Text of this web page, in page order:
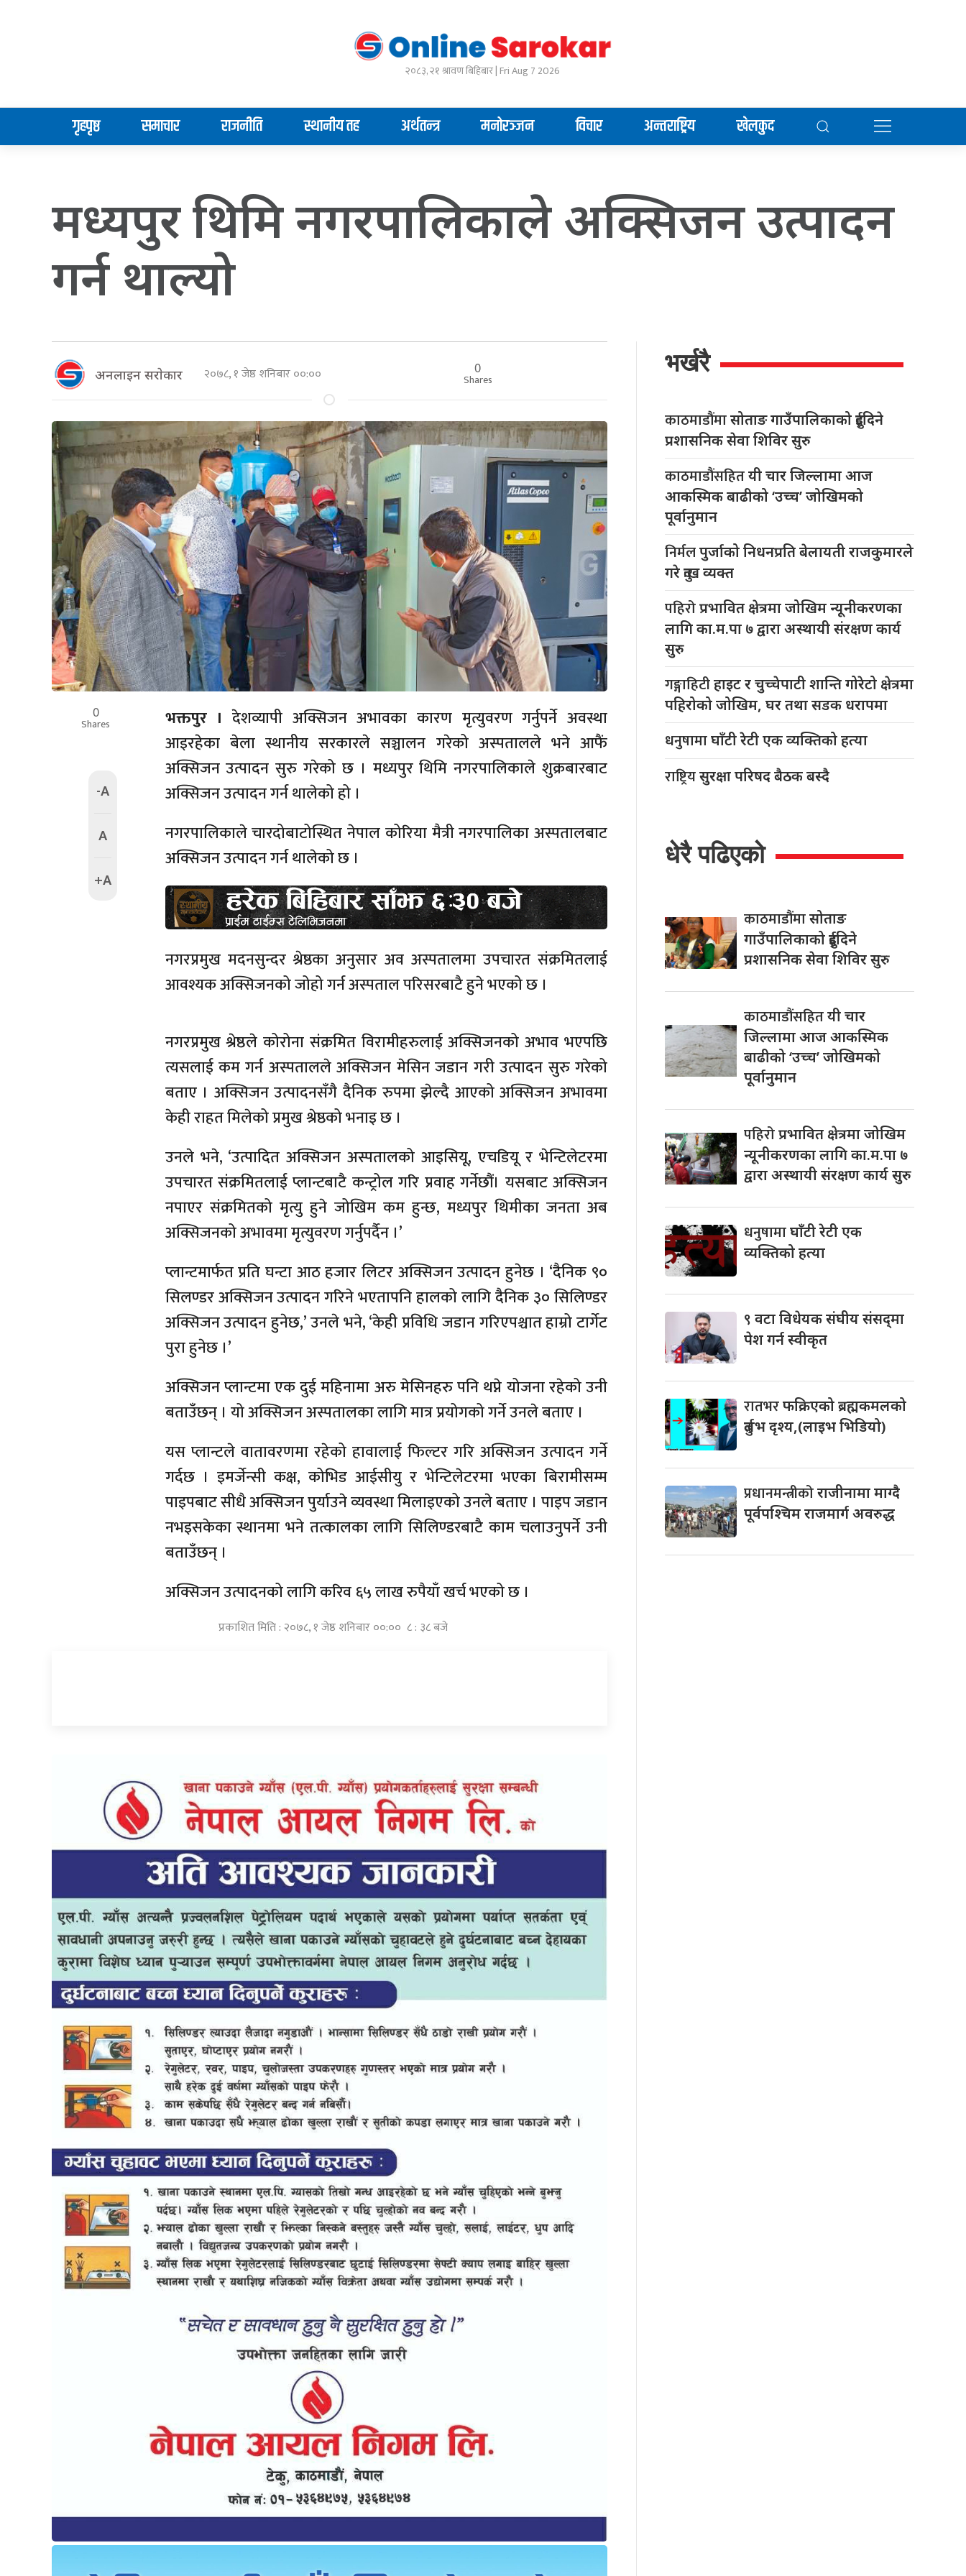
२०८३, २१ श्रावण बिहिबार | Fri Aug 7 2026
गृहपृष्ठ समाचार राजनीति स्थानीय तह अर्थतन्त्र मनोरञ्जन विचार अन्तराष्ट्रिय खेलकुद
मध्यपुर थिमि नगरपालिकाले अक्सिजन उत्पादन
गर्न थाल्याे
अनलाइन सराेकार २०७८, १ जेष्ठ शनिबार ००:०० 0
Shares
0
Shares
-A
A
+A
भक्तपुर ।देशव्यापी अक्सिजन अभावका कारण मृत्युवरण गर्नुपर्ने अवस्था
आइरहेका बेला स्थानीय सरकारले सञ्चालन गरेको अस्पतालले भने आफैं
अक्सिजन उत्पादन सुरु गरेको छ । मध्यपुर थिमि नगरपालिकाले शुक्रबारबाट
अक्सिजन उत्पादन गर्न थालेको हो ।
नगरपालिकाले चारदोबाटोस्थित नेपाल कोरिया मैत्री नगरपालिका अस्पतालबाट
अक्सिजन उत्पादन गर्न थालेको छ ।
नगरप्रमुख मदनसुन्दर श्रेष्ठका अनुसार अव अस्पतालमा उपचारत संक्रमितलाई
आवश्यक अक्सिजनको जोहो गर्न अस्पताल परिसरबाटै हुने भएको छ ।
नगरप्रमुख श्रेष्ठले कोरोना संक्रमित विरामीहरुलाई अक्सिजनको अभाव भएपछि
त्यसलाई कम गर्न अस्पतालले अक्सिजन मेसिन जडान गरी उत्पादन सुरु गरेको
बताए । अक्सिजन उत्पादनसँगै दैनिक रुपमा झेल्दै आएको अक्सिजन अभावमा
केही राहत मिलेको प्रमुख श्रेष्ठको भनाइ छ ।
उनले भने, ‘उत्पादित अक्सिजन अस्पतालको आइसियू, एचडियू र भेन्टिलेटरमा
उपचारत संक्रमितलाई प्लान्टबाटै कन्ट्रोल गरि प्रवाह गर्नेछौं। यसबाट अक्सिजन
नपाएर संक्रमितको मृत्यु हुने जोखिम कम हुन्छ, मध्यपुर थिमीका जनता अब
अक्सिजनको अभावमा मृत्युवरण गर्नुपर्दैन ।’
प्लान्टमार्फत प्रति घन्टा आठ हजार लिटर अक्सिजन उत्पादन हुनेछ । ‘दैनिक ९०
सिलण्डर अक्सिजन उत्पादन गरिने भएतापनि हालको लागि दैनिक ३० सिलिण्डर
अक्सिजन उत्पादन हुनेछ,’ उनले भने, ‘केही प्रविधि जडान गरिएपश्चात हाम्रो टार्गेट
पुरा हुनेछ ।’
अक्सिजन प्लान्टमा एक दुई महिनामा अरु मेसिनहरु पनि थप्ने योजना रहेको उनी
बताउँछन् । यो अक्सिजन अस्पतालका लागि मात्र प्रयोगको गर्ने उनले बताए ।
यस प्लान्टले वातावरणमा रहेको हावालाई फिल्टर गरि अक्सिजन उत्पादन गर्ने
गर्दछ । इमर्जेन्सी कक्ष, कोभिड आईसीयु र भेन्टिलेटरमा भएका बिरामीसम्म
पाइपबाट सीधै अक्सिजन पुर्याउने व्यवस्था मिलाइएको उनले बताए । पाइप जडान
नभइसकेका स्थानमा भने तत्कालका लागि सिलिण्डरबाटै काम चलाउनुपर्ने उनी
बताउँछन् ।
अक्सिजन उत्पादनको लागि करिव ६५ लाख रुपैयाँ खर्च भएको छ ।
प्रकाशित मिति : २०७८, १ जेष्ठ शनिबार ००:०० ८ : ३८ बजे
भर्खरै
काठमाडौंमासोताङ गाउँपालिकाको दुईदिने
प्रशासनिक सेवा शिविर सुरु
काठमाडौंसहितयी चार जिल्लामा आज
आकस्मिक बाढीको ‘उच्च’ जोखिमको
पूर्वानुमान
निर्मलपुर्जाको निधनप्रति बेलायती राजकुमारले
गरे दुःख व्यक्त
पहिरोप्रभावित क्षेत्रमा जोखिम न्यूनीकरणका
लागि का.म.पा ७ द्वारा अस्थायी संरक्षण कार्य
सुरु
गङ्गाहिटीहाइट र चुच्चेपाटी शान्ति गोरेटो क्षेत्रमा
पहिरोको जोखिम, घर तथा सडक धरापमा
धनुषामाघाँटी रेटी एक व्यक्तिको हत्या
राष्ट्रियसुरक्षा परिषद बैठक बस्दै
धेरै पढिएको
काठमाडौंमासोताङ
गाउँपालिकाको दुईदिने
प्रशासनिक सेवा शिविर सुरु
काठमाडौंसहितयी चार
जिल्लामा आज आकस्मिक
बाढीको ‘उच्च’ जोखिमको
पूर्वानुमान
पहिरोप्रभावित क्षेत्रमा जोखिम
न्यूनीकरणका लागि का.म.पा ७
द्वारा अस्थायी संरक्षण कार्य सुरु
धनुषामाघाँटी रेटी एक
व्यक्तिको हत्या
९वटा विधेयक संघीय संसद्‌मा
पेश गर्न स्वीकृत
रातभरफक्रिएको ब्रह्मकमलको
दुर्लभ दृश्य,(लाइभ भिडियो)
प्रधानमन्त्रीकोराजीनामा माग्दै
पूर्वपश्चिम राजमार्ग अवरुद्ध